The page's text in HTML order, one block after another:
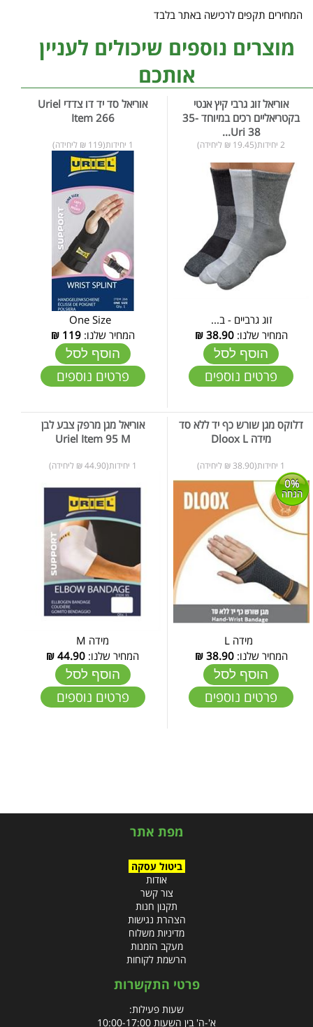
המחירים תקפים לרכישה באתר בלבד
מוצרים נוספים שיכולים לעניין
אותכם
אוריאל זוג גרבי קיץ אנטי
בקטריאליים רכים במיוחד 35-
38 Uri...
2 יחידות(19.45 ₪ ליחידה)
זוג גרביים - ב...
המחיר שלנו:38.90
₪
הוסף לסל
פרטים נוספים
אוריאל סד יד דו צדדי Uriel
Item 266
1 יחידות(119 ₪ ליחידה)
One Size
המחיר שלנו:119
₪
הוסף לסל
פרטים נוספים
דלוקס מגן שורש כף יד ללא סד
מידה Dloox L
1 יחידות(38.90 ₪ ליחידה)
0%
הנחה
מידה L
המחיר שלנו:38.90
₪
הוסף לסל
פרטים נוספים
אוריאל מגן מרפק צבע לבן
Uriel Item 95 M
1 יחידות(44.90 ₪ ליחידה)
מידה M
המחיר שלנו: 44.90
₪
הוסף לסל
פרטים נוספים
מפת אתר
ביטול עסקה
אודות
צור קשר
תקנון חנות
הצהרת נגישות
מדיניות משלוח
מעקב הזמנות
הרשמת לקוחות
פרטי התקשרות
שעות פעילות:
א'-ה' בין השעות 10:00-17:00